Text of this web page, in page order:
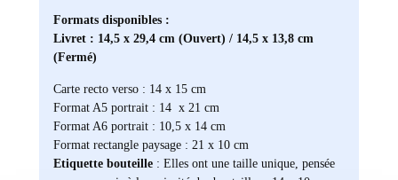
Formats disponibles :
Livret : 14,5 x 29,4 cm (Ouvert) / 14,5 x 13,8 cm
(Fermé)
Carte recto verso : 14 x 15 cm
Format A5 portrait : 14 x 21 cm
Format A6 portrait : 10,5 x 14 cm
Format rectangle paysage : 21 x 10 cm
Etiquette bouteille: Elles ont une taille unique, pensée